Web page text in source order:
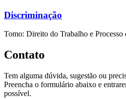
Discriminação
Tomo: Direito do Trabalho e Processo
Contato
Tem alguma dúvida, sugestão ou
Preencha o formulário abaixo e
possível.